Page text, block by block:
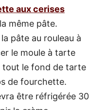
aux cerises
même pâte.
pâte au rouleau à
le moule à tarte
tout le fond de tarte
de fourchette.
être réfrigérée 30